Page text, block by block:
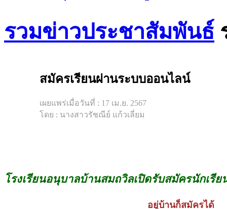
รวมข่าวประชาสัมพันธ์
สมัครเรียนผ่านระบบออนไลน์
เผยแพร่เมื่อวันที่ : 17 เม.ย. 2567
โดย : นางสาวรัชณีย์ แก้วเลี่ยม
โรงเรียนอนุบาลบ้านสมถวิลเปิดรับสมัครนักเรี
อยู่บ้านก็สมัครได้